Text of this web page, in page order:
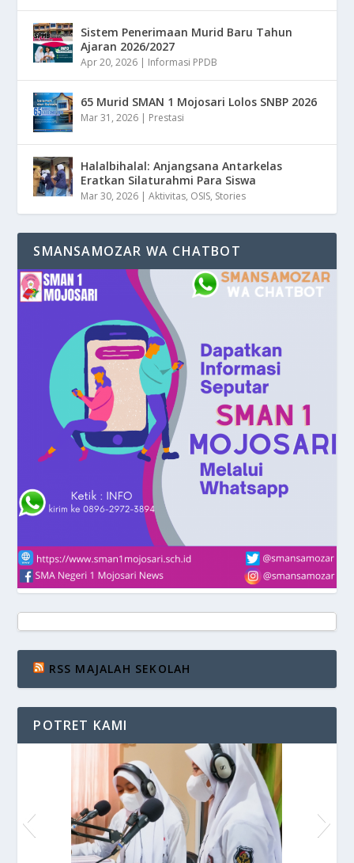
Sistem Penerimaan Murid Baru Tahun
Ajaran 2026/2027
Apr 20, 2026 | Informasi PPDB
65 Murid SMAN 1 Mojosari Lolos SNBP 2026
Mar 31, 2026 | Prestasi
Halalbihalal: Anjangsana Antarkelas
Eratkan Silaturahmi Para Siswa
Mar 30, 2026 |Aktivitas, OSIS, Stories
SMANSAMOZAR WA CHATBOT
RSS MAJALAH SEKOLAH
POTRET KAMI